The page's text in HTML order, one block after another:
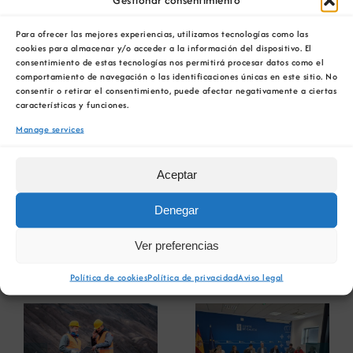
Para ofrecer las mejores experiencias, utilizamos tecnologías como las
cookies para almacenar y/o acceder a la información del dispositivo. El
consentimiento de estas tecnologías nos permitirá procesar datos como el
comportamiento de navegación o las identificaciones únicas en este sitio. No
consentir o retirar el consentimiento, puede afectar negativamente a ciertas
características y funciones.
Manage services
Aceptar
Denegar
Ver preferencias
Política de cookiesPolítica de privacidadAviso legal
de Impacto Económico e Social do proxecto que
propón para a mina de Doade. A partir de
agora, contará cunha oficina de traballo e
atención ao público na Avenida de Merelles, 20
(CP 32520), Beariz (Ourense).
A apertura desta oficina supón o
unha achega permanente de ingresos
económicos ás arcas públicas da administración
Novas relacionadas
A COMG
participa en la
A UDC analiza o
papel das